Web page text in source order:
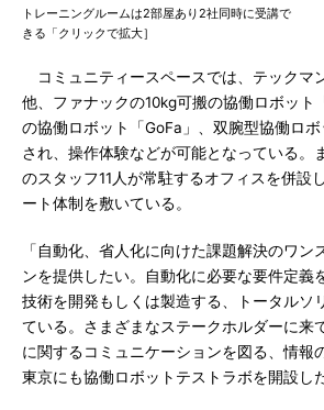
トレーニングルームは2部屋あり2社同時に受講で
きる「クリックで拡大］
コミュニティースペースでは、テックマ
他、ファナックの10kg可搬の協働ロボット
の協働ロボット「GoFa」、双腕型協働ロ
され、操作体験などが可能となっている。
のスタッフ11人が常駐するオフィスを併設
ート体制を敷いている。
「自動化、省人化に向けた課題解決のワン
ンを提供したい。自動化に必要な要件定義
技術を開発もしくは製造する、トータルソ
ている。さまざまなステークホルダーに来
に関するコミュニケーションを図る、情報
東京にも協働ロボットテストラボを開設し